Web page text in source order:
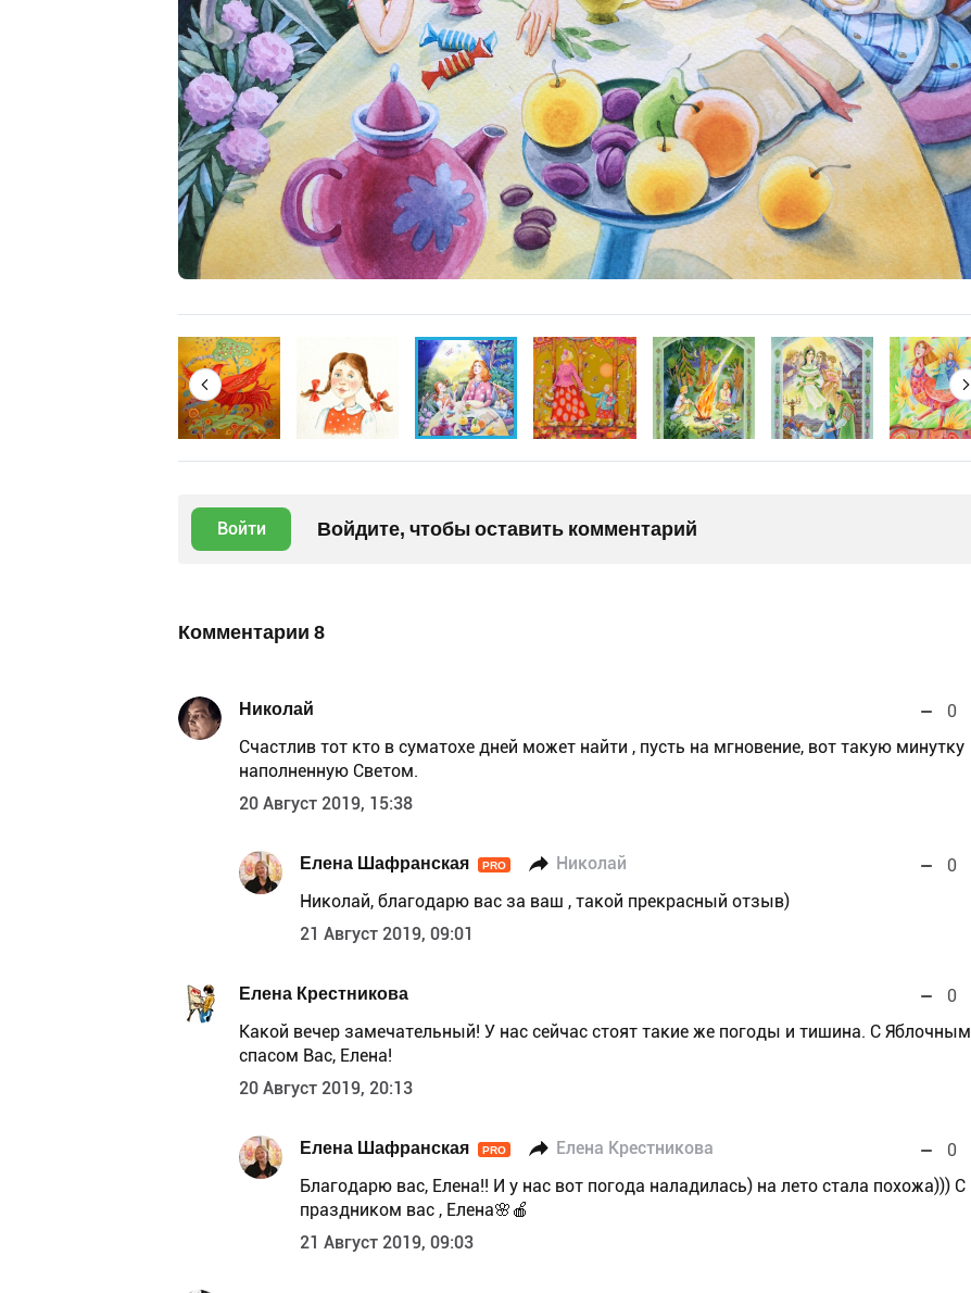
Войти Войдите, чтобы оставить комментарий
Комментарии 8
Николай
0
Счастлив тот кто в суматохе дней может найти , пусть на мгновение, вот такую минутку
наполненную Светом.
20 Август 2019, 15:38
Елена Шафранская PRO Николай
0
Николай, благодарю вас за ваш , такой прекрасный отзыв)
21 Август 2019, 09:01
Елена Крестникова
0
Какой вечер замечательный! У нас сейчас стоят такие же погоды и тишина. С Яблочным
спасом Вас, Елена!
20 Август 2019, 20:13
Елена Шафранская PRO Елена Крестникова
0
Благодарю вас, Елена!! И у нас вот погода наладилась) на лето стала похожа))) С
праздником вас , Елена🌸🍎
21 Август 2019, 09:03